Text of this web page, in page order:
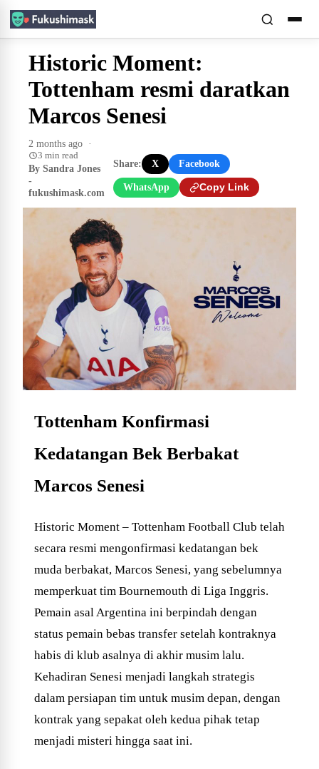
Historic Moment:
Tottenham resmi daratkan
Marcos Senesi
2 months ago ·
3 min read
By Sandra Jones
-
fukushimask.com
Share: X Facebook
WhatsApp Copy Link
Tottenham Konfirmasi
Kedatangan Bek Berbakat
Marcos Senesi
Historic Moment – Tottenham Football Club telah
secara resmi mengonfirmasi kedatangan bek
muda berbakat, Marcos Senesi, yang sebelumnya
memperkuat tim Bournemouth di Liga Inggris.
Pemain asal Argentina ini berpindah dengan
status pemain bebas transfer setelah kontraknya
habis di klub asalnya di akhir musim lalu.
Kehadiran Senesi menjadi langkah strategis
dalam persiapan tim untuk musim depan, dengan
kontrak yang sepakat oleh kedua pihak tetap
menjadi misteri hingga saat ini.